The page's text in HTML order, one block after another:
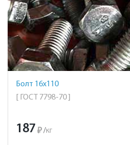
Болт 16х110
[ ГОСТ 7798-70 ]
187 ₽ /кг